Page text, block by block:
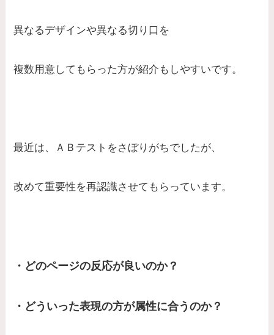
異なるデザインや異なる切り口を
複数用意してもらった方が紹介もしやすいです。
最近は、ＡＢテストをさぼりがちでしたが、
改めて重要性を再認識させてもらっています。
・どのページの反応が良いのか？
・どういった表現の方が属性に合うのか？